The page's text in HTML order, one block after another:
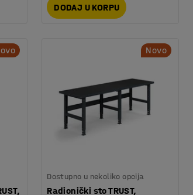
DODAJ U KORPU
Novo
Dostupno u nekoliko opcija
Radionički sto TRUST,